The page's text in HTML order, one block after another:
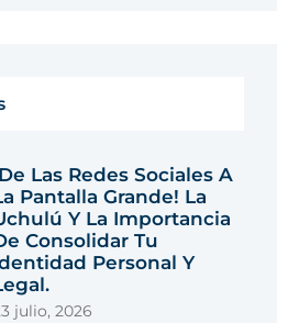
Las Redes Sociales A
Pantalla Grande! La
Y La Importancia
Consolidar Tu
Personal Y
julio, 2026